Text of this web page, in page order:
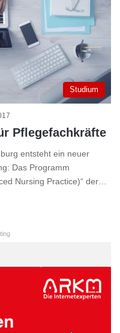
Studium
Pflegefachkräfte
entsteht ein neuer
Das Programm
Nursing Practice)“ der…